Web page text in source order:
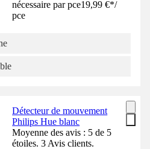
nécessaire par pce19,99 €*/
pce
Détecteur de mouvement
Philips Hue blanc
Moyenne des avis : 5 de 5
étoiles. 3 Avis clients.